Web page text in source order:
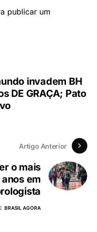
publicar um
invadem BH
DE GRAÇA; Pato
Artigo Anterior
o mais
em
BRASIL AGORA